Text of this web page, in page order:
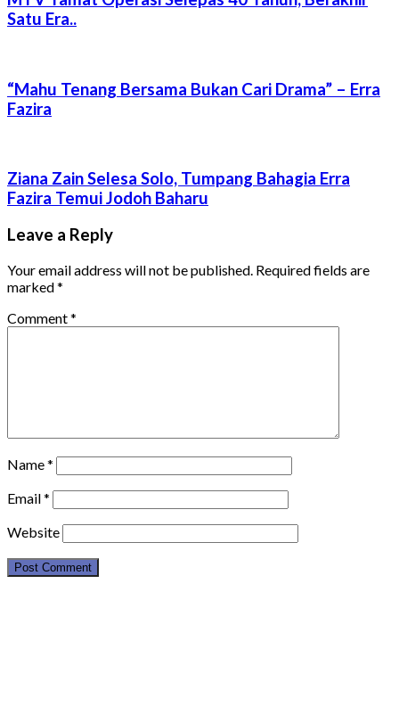
Satu Era..
“Mahu Tenang Bersama Bukan Cari Drama” – Erra
Fazira
Ziana Zain Selesa Solo, Tumpang Bahagia Erra
Fazira Temui Jodoh Baharu
Leave a Reply
Your email address will not be published. Required fields are
marked*
Comment*
Name*
Email*
Website